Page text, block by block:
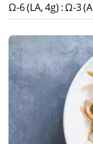
Ω-6 (LA, 4g) :Ω-3